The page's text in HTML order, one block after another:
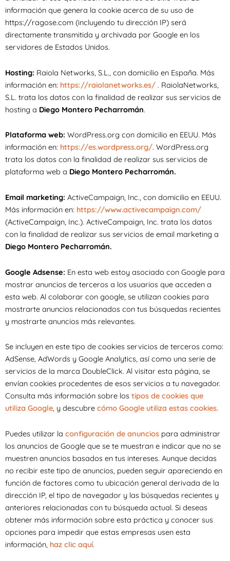
información que genera la cookie acerca de su uso de
https://ragose.com (incluyendo tu dirección IP) será
directamente transmitida y archivada por Google en los
servidores de Estados Unidos.
Hosting: Raiola Networks, S.L., con domicilio en España. Más
información en: https://raiolanetworks.es/ . RaiolaNetworks,
S.L. trata los datos con la finalidad de realizar sus servicios de
hosting a Diego Montero Pecharromán.
Plataforma web: WordPress.org con domicilio en EEUU. Más
información en: https://es.wordpress.org/. WordPress.org
trata los datos con la finalidad de realizar sus servicios de
plataforma web a Diego Montero Pecharromán.
Email marketing: ActiveCampaign, Inc., con domicilio en EEUU.
Más información en: https://www.activecampaign.com/
(ActiveCampaign, Inc.). ActiveCampaign, Inc. trata los datos
con la finalidad de realizar sus servicios de email marketing a
Diego Montero Pecharromán.
Google Adsense: En esta web estoy asociado con Google para
mostrar anuncios de terceros a los usuarios que acceden a
esta web. Al colaborar con google, se utilizan cookies para
mostrarte anuncios relacionados con tus búsquedas recientes
y mostrarte anuncios más relevantes.
Se incluyen en este tipo de cookies servicios de terceros como:
AdSense, AdWords y Google Analytics, así como una serie de
servicios de la marca DoubleClick. Al visitar esta página, se
envían cookies procedentes de esos servicios a tu navegador.
Consulta más información sobre los tipos de cookies que
utiliza Google, y descubre cómo Google utiliza estas cookies.
Puedes utilizar la configuración de anuncios para administrar
los anuncios de Google que se te muestran e indicar que no se
muestren anuncios basados en tus intereses. Aunque decidas
no recibir este tipo de anuncios, pueden seguir apareciendo en
función de factores como tu ubicación general derivada de la
dirección IP, el tipo de navegador y las búsquedas recientes y
anteriores relacionadas con tu búsqueda actual. Si deseas
obtener más información sobre esta práctica y conocer sus
opciones para impedir que estas empresas usen esta
información, haz clic aquí.